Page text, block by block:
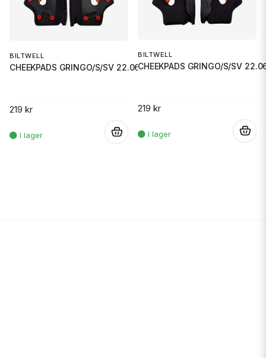
BILTWELL
CHEEKPADS GRINGO/S/SV 22.06 24
219 kr
BILTWELL
CHEEKPADS GRINGO/S/SV
219 kr